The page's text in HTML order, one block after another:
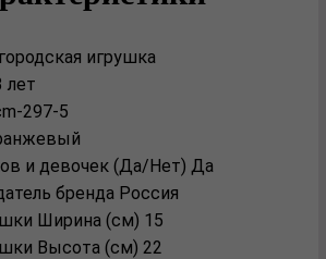
игрушка
лет
297-5
и девочек (Да/Нет) Да
бренда Россия
Ширина (см) 15
Высота (см) 22